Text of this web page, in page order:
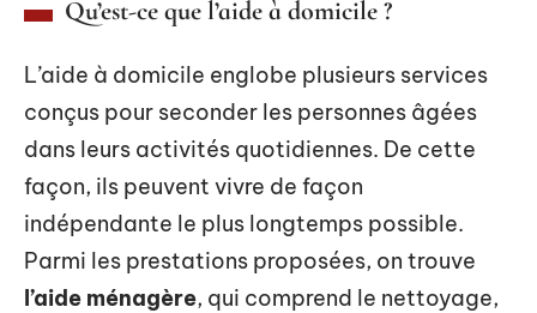
Qu’est-ce que l’aide à domicile ?
L’aide à domicile englobe plusieurs services
conçus pour seconder les personnes âgées
dans leurs activités quotidiennes. De cette
façon, ils peuvent vivre de façon
indépendante le plus longtemps possible.
Parmi les prestations proposées, on trouve
l’aide ménagère, qui comprend le nettoyage,